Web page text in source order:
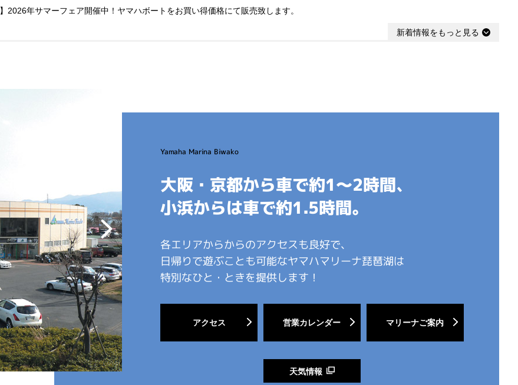
2026年サマーフェア開催中！ヤマハボートをお買い得価格にて販売致します。
新着情報をもっと見る
大阪・京都から車で約1～2時間、
小浜からは車で約1.5時間。
各エリアからからのアクセスも良好で、
日帰りで遊ぶことも可能なヤマハマリーナ琵琶湖は
特別なひと・ときを提供します！
アクセス 営業カレンダー マリーナご案内
天気情報